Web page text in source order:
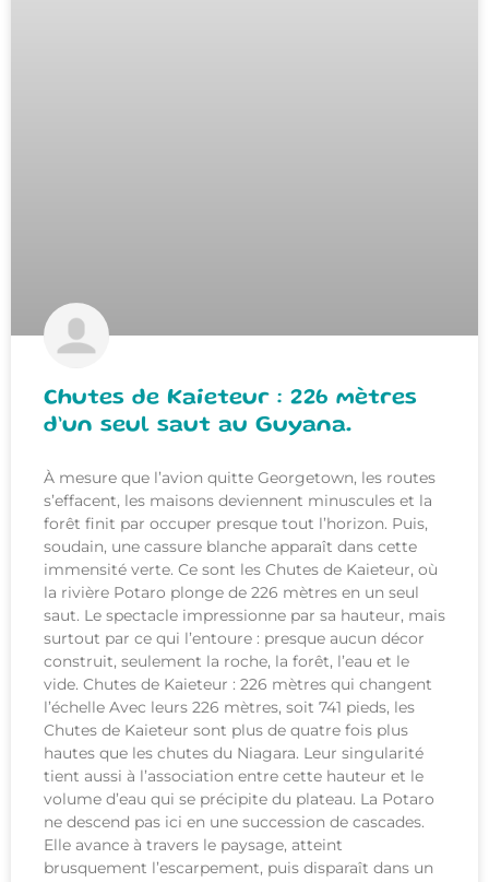
Chutes de Kaieteur : 226 mètres
d’un seul saut au Guyana.
À mesure que l’avion quitte Georgetown, les routes
s’effacent, les maisons deviennent minuscules et la
forêt finit par occuper presque tout l’horizon. Puis,
soudain, une cassure blanche apparaît dans cette
immensité verte. Ce sont les Chutes de Kaieteur, où
la rivière Potaro plonge de 226 mètres en un seul
saut. Le spectacle impressionne par sa hauteur, mais
surtout par ce qui l’entoure : presque aucun décor
construit, seulement la roche, la forêt, l’eau et le
vide. Chutes de Kaieteur : 226 mètres qui changent
l’échelle Avec leurs 226 mètres, soit 741 pieds, les
Chutes de Kaieteur sont plus de quatre fois plus
hautes que les chutes du Niagara. Leur singularité
tient aussi à l’association entre cette hauteur et le
volume d’eau qui se précipite du plateau. La Potaro
ne descend pas ici en une succession de cascades.
Elle avance à travers le paysage, atteint
brusquement l’escarpement, puis disparaît dans un